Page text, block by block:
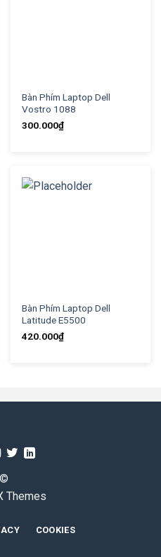
Bàn Phím Laptop Dell
Vostro 1088
300.000₫
Bàn Phím Laptop Dell
Latitude E5500
420.000₫
©
Themes
COOKIES